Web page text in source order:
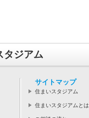
タジアム
サイトマップ
住まいスタジアム
住まいスタジアムとは